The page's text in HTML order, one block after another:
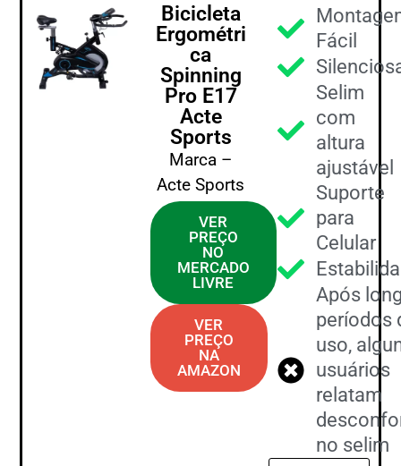
Bicicleta
Ergométri
ca
Spinning
Pro E17
Acte
Sports
Marca –
Acte Sports
VER
PREÇO
NO
MERCADO
LIVRE
VER
PREÇO
NA
AMAZON
Fácil
Selim
com
altura
ajustável
Suporte
para
Celular
Após
períodos
uso,
usuários
relatam
no selim